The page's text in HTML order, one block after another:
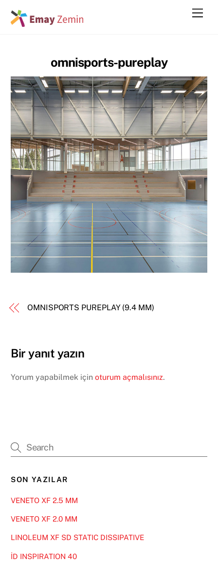
omnisports-pureplay
OMNISPORTS PUREPLAY (9.4 MM)
Bir yanıt yazın
Yorum yapabilmek içinoturum açmalısınız.
SON YAZILAR
VENETO XF 2.5 MM
VENETO XF 2.0 MM
LINOLEUM XF SD STATIC DISSIPATIVE
İD INSPIRATION 40